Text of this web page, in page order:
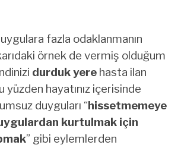
fazla odaklanmanın
örnek de vermiş olduğum
durduk yere hasta ilan
yüzden hayatınız içerisinde
duyguları “hissetmemeye
kurtulmak için
” gibi eylemlerden